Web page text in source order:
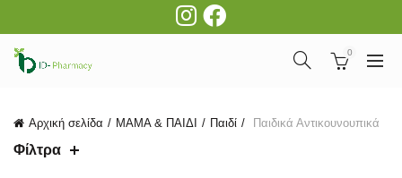
0
Αρχική σελίδα ΜΑΜΑ & ΠΑΙΔΙ Παιδί Παιδικά Αντικουνουπικά
Φίλτρα